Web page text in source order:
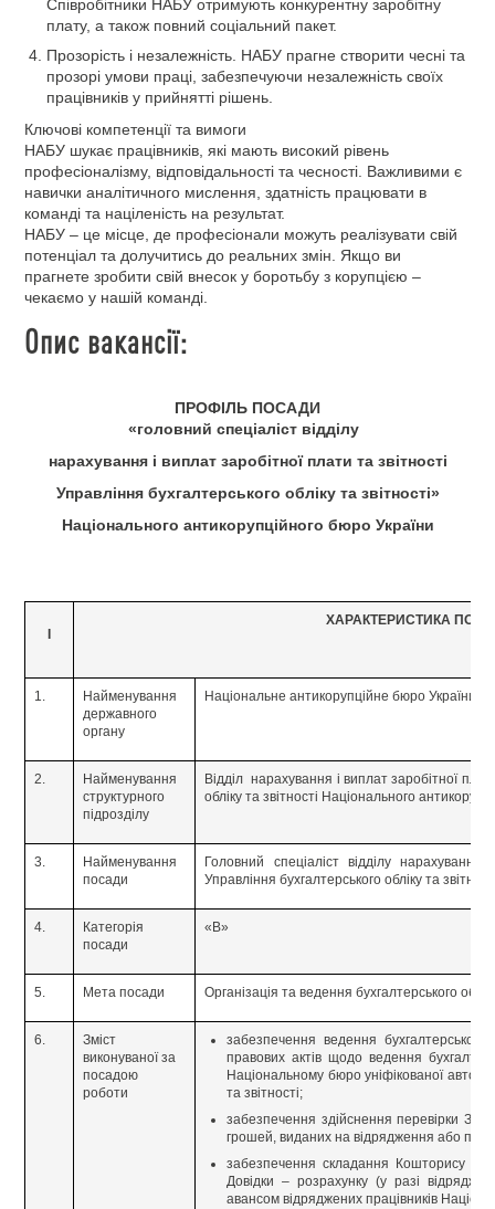
Співробітники НАБУ отримують конкурентну заробітну
плату, а також повний соціальний пакет.
Прозорість і незалежність. НАБУ прагне створити чесні та
прозорі умови праці, забезпечуючи незалежність своїх
працівників у прийнятті рішень.
Ключові компетенції та вимоги
НАБУ шукає працівників, які мають високий рівень
професіоналізму, відповідальності та чесності. Важливими є
навички аналітичного мислення, здатність працювати в
команді та націленість на результат.
НАБУ – це місце, де професіонали можуть реалізувати свій
потенціал та долучитись до реальних змін. Якщо ви
прагнете зробити свій внесок у боротьбу з корупцією –
чекаємо у нашій команді.
Опис вакансії:
ПРОФІЛЬ ПОСАДИ
«головний спеціаліст відділу
нарахування і виплат заробітної плати та звітності
Управління бухгалтерського обліку та звітності»
Національного антикорупційного бюро України
ХАРАКТЕРИСТИКА
1.
Найменування
державного
органу
Національне антикорупційне бюро України
2.
Найменування
структурного
підрозділу
Відділ нарахування і виплат заробітної
обліку та звітності Національного
3.
Найменування
посади
Головний спеціаліст відділу
Управління бухгалтерського обліку та
4.
Категорія
посади
«В»
5. Мета посади Організація та ведення бухгалтерського
6.
Зміст
виконуваної за
посадою
роботи
забезпечення ведення
правових актів щодо ведення
Національному бюро уніфікованої
та звітності;
забезпечення здійснення перевірки
грошей, виданих на відрядження або під
забезпечення складання Кошторису
Довідки – розрахунку (у разі
авансом відряджених працівників